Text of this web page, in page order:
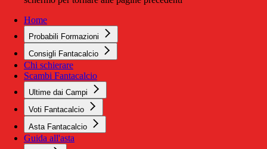
Home
Probabili Formazioni
Consigli Fantacalcio
Chi schierare
Scambi Fantacalcio
Ultime dai Campi
Voti Fantacalcio
Asta Fantacalcio
Guida all'asta